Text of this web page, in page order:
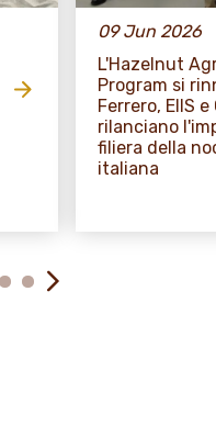
09 Jun 2026
L'Hazelnut
Program si
Ferrero, EIIS e
rilanciano
filiera della
italiana